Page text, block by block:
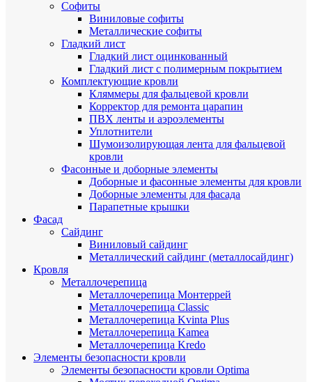
Cофиты
Виниловые софиты
Металлические софиты
Гладкий лист
Гладкий лист оцинкованный
Гладкий лист с полимерным покрытием
Комплектующие кровли
Кляммеры для фальцевой кровли
Корректор для ремонта царапин
ПВХ ленты и аэроэлементы
Уплотнители
Шумоизолирующая лента для фальцевой
кровли
Фасонные и доборные элементы
Доборные и фасонные элементы для кровли
Доборные элементы для фасада
Парапетные крышки
Фасад
Сайдинг
Виниловый сайдинг
Металлический сайдинг (металлосайдинг)
Кровля
Металлочерепица
Металлочерепица Монтеррей
Металлочерепица Classic
Металлочерепица Kvinta Plus
Металлочерепица Kamea
Металлочерепица Kredo
Элементы безопасности кровли
Элементы безопасности кровли Optima